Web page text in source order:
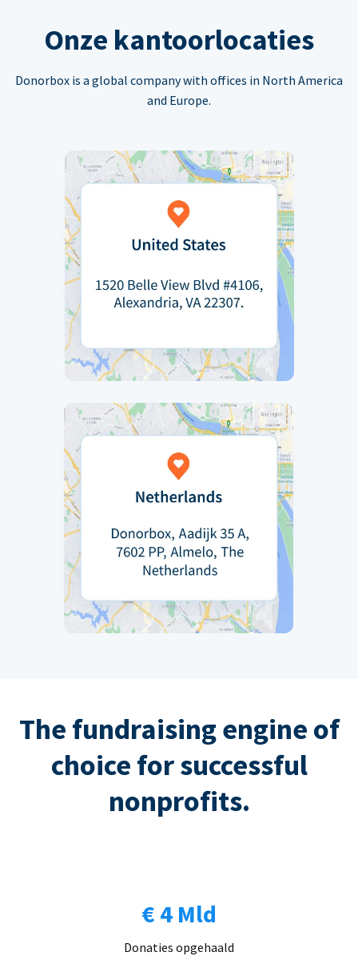
Onze kantoorlocaties
Donorbox is a global company with offices in North America
and Europe.
The fundraising engine of
choice for successful
nonprofits.
€ 4 Mld
Donaties opgehaald